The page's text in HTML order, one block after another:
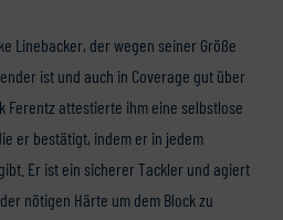
Linebacker, der wegen seiner Größe
ist und auch in Coverage gut über
Ferentz attestierte ihm eine selbstlose
er bestätigt, indem er in jedem
Er ist ein sicherer Tackler und agiert
nötigen Härte um dem Block zu